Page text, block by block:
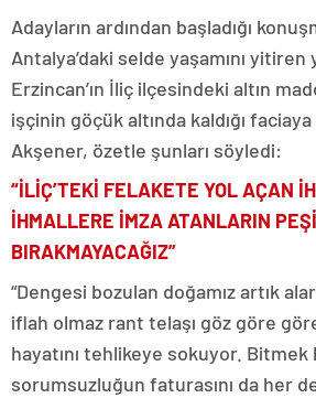
Adayların ardından başladığı
Antalya’daki selde yaşamını
Erzincan’ın İliç ilçesindeki altın
işçinin göçük altında kaldığı
Akşener, özetle şunları söyledi:
“İLİÇ’TEKİ FELAKETE YOL AÇAN
İHMALLERE İMZA ATANLARIN
BIRAKMAYACAĞIZ”
“Dengesi bozulan doğamız artık
iflah olmaz rant telaşı göz göre göre
hayatını tehlikeye sokuyor.
sorumsuzluğun faturasını da her